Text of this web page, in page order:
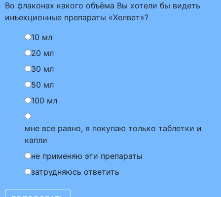
Во флаконах какого объёма Вы хотели бы видеть
инъекционные препараты «Хелвет»?
10 мл
20 мл
30 мл
50 мл
100 мл
мне все равно, я покупаю только таблетки и
капли
не применяю эти препараты
затрудняюсь ответить